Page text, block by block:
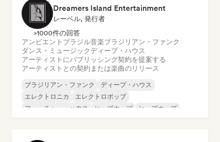
Dreamers Island Entertainment
レーベル, 発行者
>1000件の回答
アンビエント ブラジル音楽ブラジリアン・ファンク
ダンス・ミュージックディープ・ハウス
アーティストにパブリッシング契約を提案する
アーティストとの契約または楽曲のリリース
ブラジリアン・ファンク
ディープ・ハウス
エレクトロニカ
エレクトロポップ
フューチャー・ハウス
ヒップホップ
ヒップホップ